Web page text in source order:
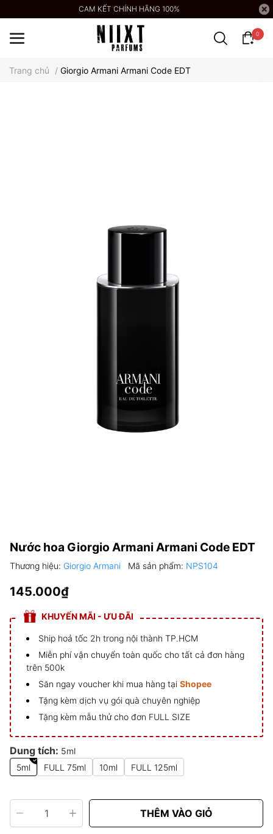
CAM KẾT CHÍNH HÃNG 100%
0
Trang chủ / Giorgio Armani Armani Code EDT
Nước hoa Giorgio Armani Armani Code EDT
Thương hiệu: Giorgio Armani Mã sản phẩm: NPS104
145.000₫
KHUYẾN MÃI - ƯU ĐÃI
Ship hoả tốc 2h trong nội thành TP.HCM
Miễn phí vận chuyển toàn quốc cho tất cả đơn hàng
trên 500k
Săn ngay voucher khi mua hàng tại Shopee
Tặng kèm dịch vụ gói quà chuyên nghiệp
Tặng kèm mẫu thử cho đơn FULL SIZE
Dung tích: 5ml
5ml
FULL 75ml 10ml FULL 125ml
THÊM VÀO GIỎ